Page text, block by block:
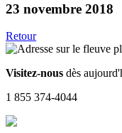
23 novembre 2018
Retour
Visitez-nous dès
1 855 374-4044